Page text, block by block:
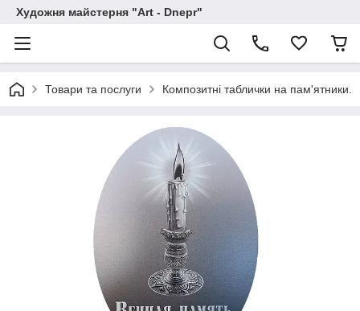
Художня майстерня "Art - Dnepr"
Товари та послуги Композитні таблички на пам'ятники.